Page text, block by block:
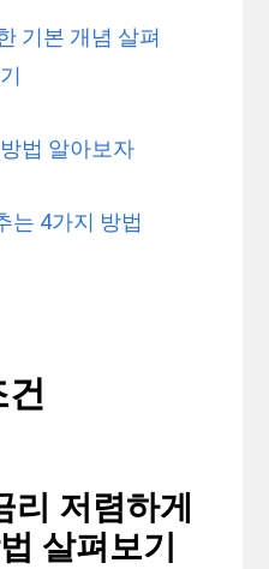
기본 개념 살펴
법 알아보자
는 4가지 방법
리 저렴하게
살펴보기